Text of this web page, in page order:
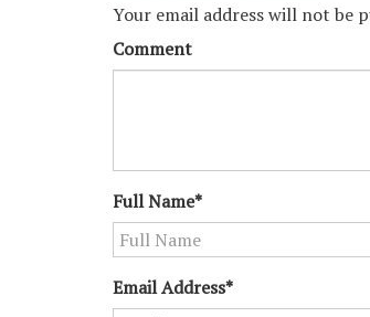
Your email address will not be
Comment
Full Name*
Email Address*